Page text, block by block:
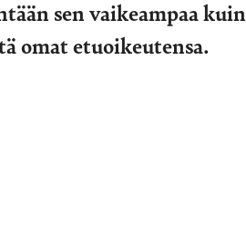
sen vaikeampaa kuin
omat etuoikeutensa.